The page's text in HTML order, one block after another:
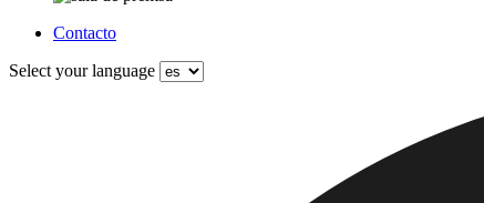
Contacto
Select your language